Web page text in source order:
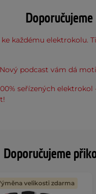
Doporučujeme
velikosti zdarma
Doporučujeme
ke každému elektrokolu.
podcast vám dá
seřízených elektrokol